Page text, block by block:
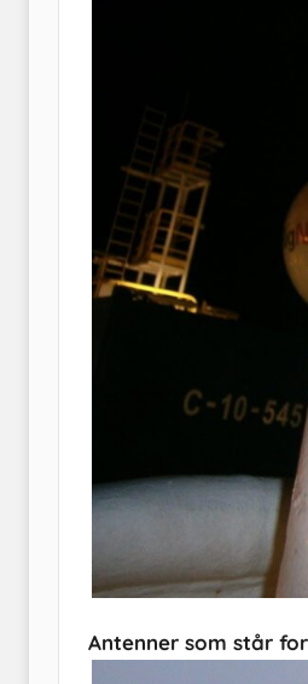
Antenner som står